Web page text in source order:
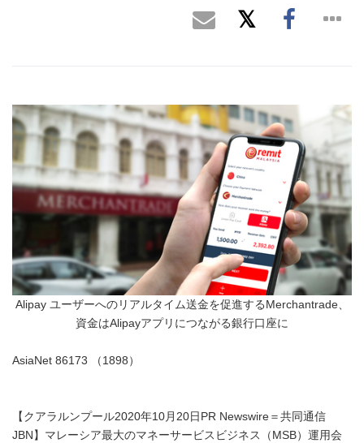
Alipay ユーザーへのリアルタイム送金を促進するMerchantrade、
資金はAlipayアプリにつながる銀行口座に
AsiaNet 86173 （1898）
【クアラルンプール2020年10月20日PR Newswire＝共同通信
JBN】マレーシア最大のマネーサービスビジネス（MSB）運用会